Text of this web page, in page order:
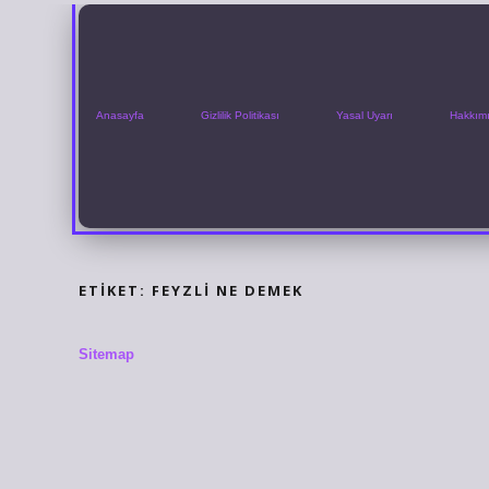
Anasayfa Gizlilik Politikası Yasal Uyarı
ETIKET: FEYZLI NE DEMEK
Sitemap